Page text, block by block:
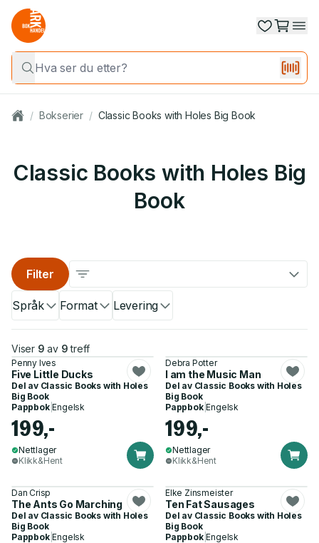
/ Bokserier / Classic Books with Holes Big Book
Classic Books with Holes Big
Book
Språk Format Levering
Filter
Viser 9 av 9 treff
Penny Ives
Five Little Ducks
Del av Classic Books with Holes
Big Book
Pappbok|Engelsk
199,-
Nettlager
Klikk&Hent
Debra Potter
I am the Music Man
Del av Classic Books with Holes
Big Book
Pappbok|Engelsk
199,-
Nettlager
Klikk&Hent
Dan Crisp
The Ants Go Marching
Del av Classic Books with Holes
Big Book
Pappbok|Engelsk
Elke Zinsmeister
Ten Fat Sausages
Del av Classic Books with Holes
Big Book
Pappbok|Engelsk